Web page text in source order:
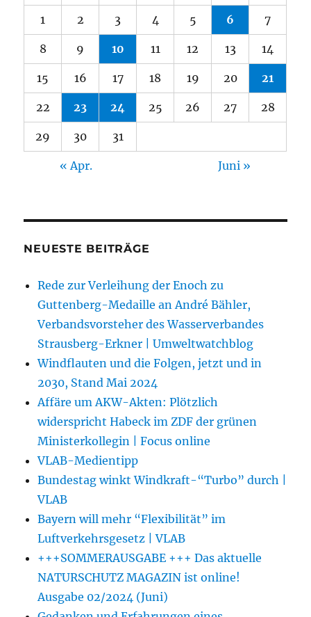
1 2 3 4 5 6 7
8 9 10 11 12 13 14
15 16 17 18 19 20 21
22 23 24 25 26 27 28
29 30 31
« Apr. Juni »
NEUESTE BEITRÄGE
Rede zur Verleihung der Enoch zu
Guttenberg-Medaille an André Bähler,
Verbandsvorsteher des Wasserverbandes
Strausberg-Erkner | Umweltwatchblog
Windflauten und die Folgen, jetzt und in
2030, Stand Mai 2024
Affäre um AKW-Akten: Plötzlich
widerspricht Habeck im ZDF der grünen
Ministerkollegin | Focus online
VLAB-Medientipp
Bundestag winkt Windkraft-“Turbo” durch |
VLAB
Bayern will mehr “Flexibilität” im
Luftverkehrsgesetz | VLAB
+++SOMMERAUSGABE +++ Das aktuelle
NATURSCHUTZ MAGAZIN ist online!
Ausgabe 02/2024 (Juni)